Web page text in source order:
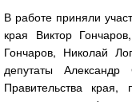
В работе приняли
края Виктор
Гончаров, Николай
депутаты
Правительства края,